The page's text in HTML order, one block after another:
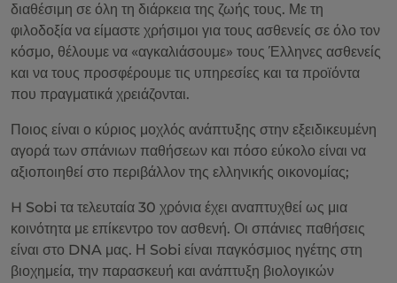
διαθέσιμη σε όλη τη διάρκεια της ζωής τους. Με τη
φιλοδοξία να είμαστε χρήσιμοι για τους ασθενείς σε όλο τον
κόσμο, θέλουμε να «αγκαλιάσουμε» τους Έλληνες ασθενείς
και να τους προσφέρουμε τις υπηρεσίες και τα προϊόντα
που πραγματικά χρειάζονται.
Ποιος είναι ο κύριος μοχλός ανάπτυξης στην εξειδικευμένη
αγορά των σπάνιων παθήσεων και πόσο εύκολο είναι να
αξιοποιηθεί στο περιβάλλον της ελληνικής οικονομίας;
H Sobi τα τελευταία 30 χρόνια έχει αναπτυχθεί ως μια
κοινότητα με επίκεντρο τον ασθενή. Οι σπάνιες παθήσεις
είναι στο DNA μας. Η Sobi είναι παγκόσμιος ηγέτης στη
βιοχημεία, την παρασκευή και ανάπτυξη βιολογικών